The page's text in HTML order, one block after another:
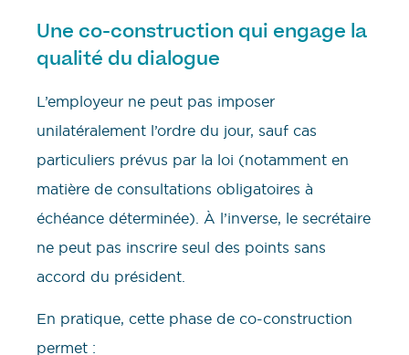
Une co-construction qui engage la
qualité du dialogue
L’employeur ne peut pas imposer
unilatéralement l’ordre du jour, sauf cas
particuliers prévus par la loi (notamment en
matière de consultations obligatoires à
échéance déterminée). À l’inverse, le secrétaire
ne peut pas inscrire seul des points sans
accord du président.
En pratique, cette phase de co-construction
permet :